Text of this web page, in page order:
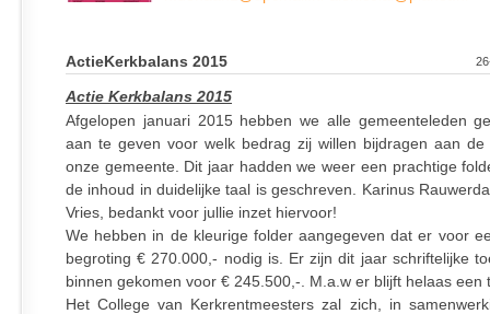
ActieKerkbalans 2015
Actie Kerkbalans 2015
Afgelopen januari 2015 hebben we alle gemeenteleden
aan te geven voor welk bedrag zij willen bijdragen aan de
onze gemeente. Dit jaar hadden we weer een prachtige
de inhoud in duidelijke taal is geschreven. Karinus
Vries, bedankt voor jullie inzet hiervoor!
We hebben in de kleurige folder aangegeven dat er voor
begroting € 270.000,- nodig is. Er zijn dit jaar schriftelijke
binnen gekomen voor € 245.500,-. M.a.w er blijft helaas een
Het College van Kerkrentmeesters zal zich, in